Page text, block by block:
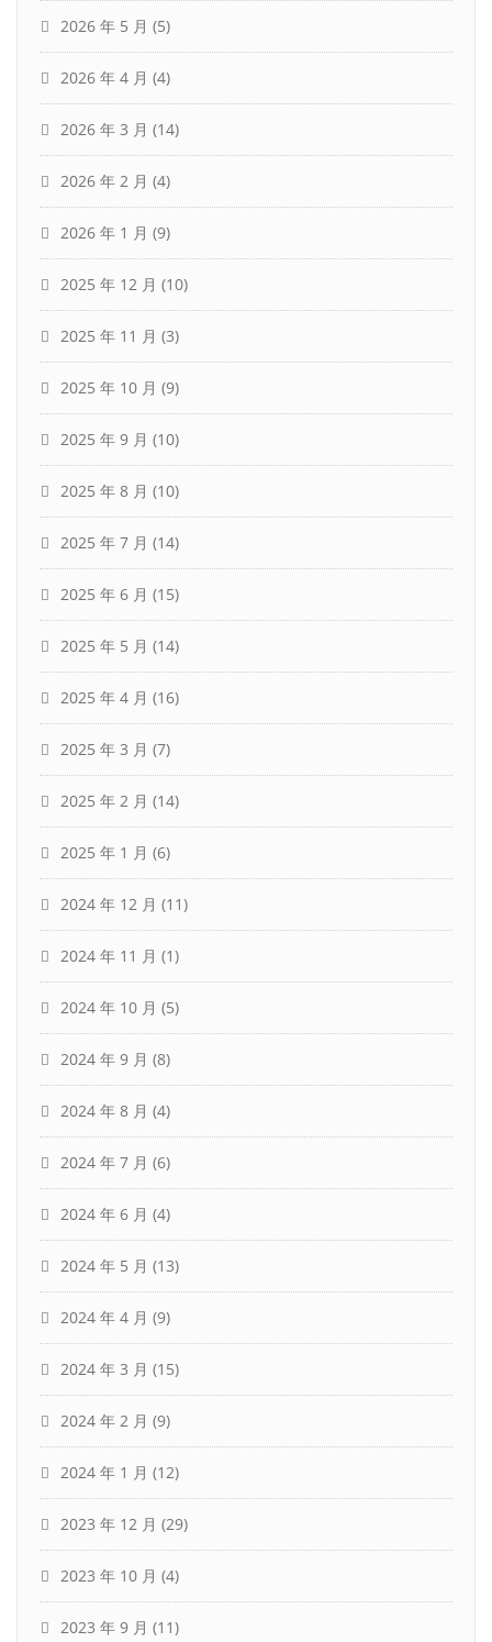
2026 年 5 月 (5)
2026 年 4 月 (4)
2026 年 3 月 (14)
2026 年 2 月 (4)
2026 年 1 月 (9)
2025 年 12 月 (10)
2025 年 11 月 (3)
2025 年 10 月 (9)
2025 年 9 月 (10)
2025 年 8 月 (10)
2025 年 7 月 (14)
2025 年 6 月 (15)
2025 年 5 月 (14)
2025 年 4 月 (16)
2025 年 3 月 (7)
2025 年 2 月 (14)
2025 年 1 月 (6)
2024 年 12 月 (11)
2024 年 11 月 (1)
2024 年 10 月 (5)
2024 年 9 月 (8)
2024 年 8 月 (4)
2024 年 7 月 (6)
2024 年 6 月 (4)
2024 年 5 月 (13)
2024 年 4 月 (9)
2024 年 3 月 (15)
2024 年 2 月 (9)
2024 年 1 月 (12)
2023 年 12 月 (29)
2023 年 10 月 (4)
2023 年 9 月 (11)